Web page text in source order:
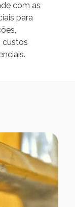
com as
para
custos